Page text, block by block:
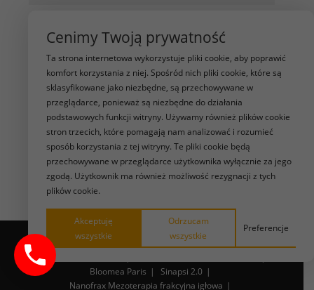
Cena jest zależna głównie od ilości i rodzaju
amułek dlatego należy dokonać wyceny przed
zabiegiem
CENNIK SAUNA KARBONOWA CENA
1 zabieg 30 min 90 zł
4 zabiegi 30 min
280 zł
STRONA GŁÓWNA
EPILACJA LASEROWA PRIMELASE
ZABIEGI NA TWARZ
Geneo Glam i Balance
Bloomea Paris
Sinapsi 2.0
Nanofrax Mezoterapia frakcyjna igłowa
Cenimy Twoją prywatność
Ta strona internetowa wykorzystuje pliki cookie, aby poprawić
komfort korzystania z niej. Spośród nich pliki cookie, które są
sklasyfikowane jako niezbędne, są przechowywane w
przeglądarce, ponieważ są niezbędne do działania
podstawowych funkcji witryny. Używamy również plików cookie
stron trzecich, które pomagają nam analizować i rozumieć
sposób korzystania z tej witryny. Te pliki cookie będą
przechowywane w przeglądarce użytkownika wyłącznie za jego
zgodą. Użytkownik ma również możliwość rezygnacji z tych
plików cookie.
Akceptuję
wszystkie
Odrzucam
wszystkie
Preferencje